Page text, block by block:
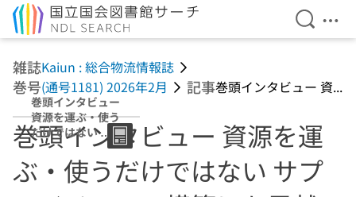
検索を
メ
雑誌Kaiun : 総合物流情報誌
巻号(通号1181) 2026年2月 記事巻頭インタビュー 資...
巻頭インタビュー
資源を運ぶ・使う
だけではない サ
プライチェーン構
築にも貢献
巻頭インタビュー 資源を運
ぶ・使うだけではない サプ